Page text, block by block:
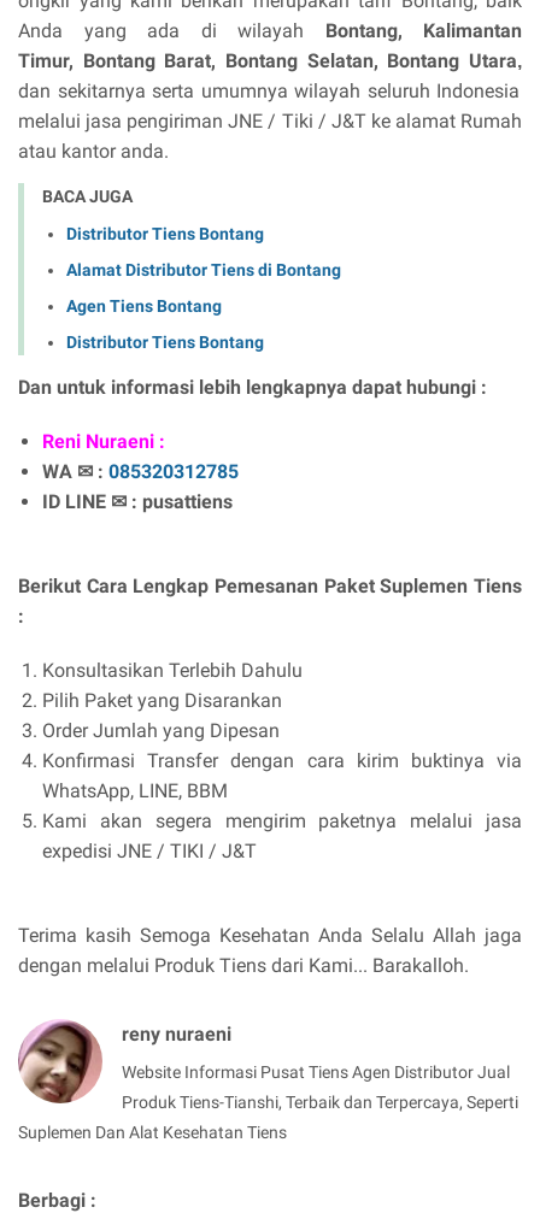
Anda yang ada di wilayah Bontang, Kalimantan
Timur, Bontang Barat, Bontang Selatan, Bontang Utara,
dan sekitarnya serta umumnya wilayah seluruh Indonesia
melalui jasa pengiriman JNE / Tiki / J&T ke alamat Rumah
atau kantor anda.
BACA JUGA
Distributor Tiens Bontang
Alamat Distributor Tiens di Bontang
Agen Tiens Bontang
Distributor Tiens Bontang
Dan untuk informasi lebih lengkapnya dapat hubungi :
Reni Nuraeni :
WA ✉ : 085320312785
ID LINE ✉ : pusattiens
Berikut Cara Lengkap Pemesanan Paket Suplemen Tiens
:
Konsultasikan Terlebih Dahulu
Pilih Paket yang Disarankan
Order Jumlah yang Dipesan
Konfirmasi Transfer dengan cara kirim buktinya via
WhatsApp, LINE, BBM
Kami akan segera mengirim paketnya melalui jasa
expedisi JNE / TIKI / J&T
Terima kasih Semoga Kesehatan Anda Selalu Allah jaga
dengan melalui Produk Tiens dari Kami... Barakalloh.
reny nuraeni
Website Informasi Pusat Tiens Agen Distributor Jual
Produk Tiens-Tianshi, Terbaik dan Terpercaya, Seperti
Suplemen Dan Alat Kesehatan Tiens
Berbagi :